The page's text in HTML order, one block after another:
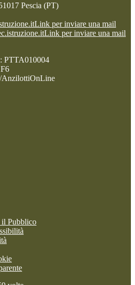
Pescia (PT)
Link per inviare una mail
Link per inviare una mail
PTTA010004
AnzilottiOnLine
Pubblico